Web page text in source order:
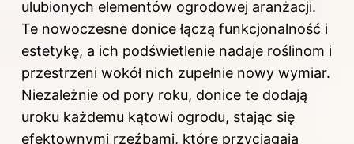
ulubionych elementów ogrodowej aranżacji.
Te nowoczesne donice łączą funkcjonalność i
estetykę, a ich podświetlenie nadaje roślinom i
przestrzeni wokół nich zupełnie nowy wymiar.
Niezależnie od pory roku, donice te dodają
uroku każdemu kątowi ogrodu, stając się
efektownymi rzeźbami, które przyciągają